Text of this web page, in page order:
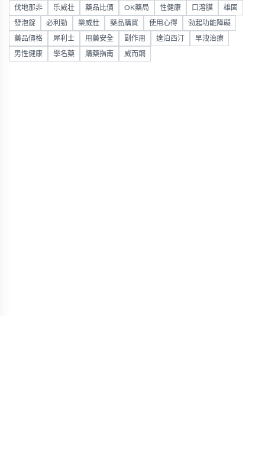
伐地那非 乐威壮 藥品比價 OK藥局 性健康 口溶膜 雄固
發泡錠 必利勁 樂威壯 藥品購買 使用心得 勃起功能障礙
藥品價格 犀利士 用藥安全 副作用 達泊西汀 早洩治療
男性健康 學名藥 購藥指南 威而鋼